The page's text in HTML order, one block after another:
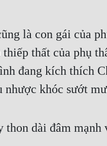
là con gái của
thất của phụ
đang kích thích
khóc sướt
dài đâm